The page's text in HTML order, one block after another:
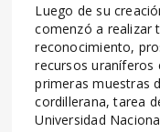
Luego de su
comenzó a realizar
reconocimiento,
recursos uraníferos
primeras muestras
cordillerana, tarea
Universidad